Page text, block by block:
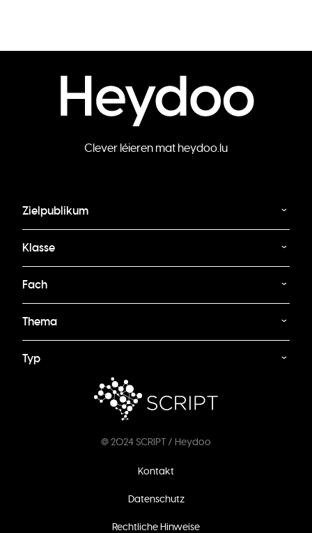
Clever léieren mat heydoo.lu
Zielpublikum
Klasse
Fach
Thema
Typ
@ 2024 SCRIPT / Heydoo
Kontakt
Datenschutz
Rechtliche Hinweise